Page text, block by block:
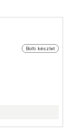
Bolti készlet